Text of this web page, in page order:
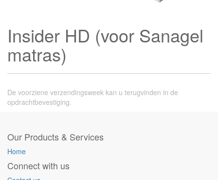
Insider HD (voor Sanagel
matras)
De voorziene verzendingsweek kan u terugvinden in de
opdrachtbevestiging.
Our Products & Services
Home
Connect with us